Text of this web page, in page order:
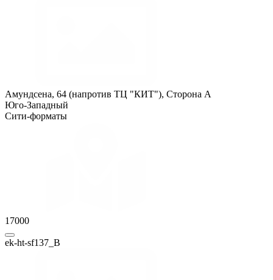
Амундсена, 64 (напротив ТЦ "КИТ"), Сторона A
Юго-Западный
Сити-форматы
17000
ek-ht-sf137_B